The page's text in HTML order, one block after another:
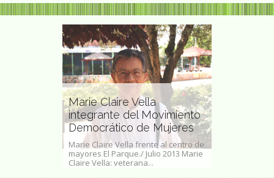
Marie Claire Vella
integrante del Movimiento
Democrático de Mujeres
Marie Claire Vella frente al centro de
mayores El Parque./ Julio 2013 Marie
Claire Vella: veterana...